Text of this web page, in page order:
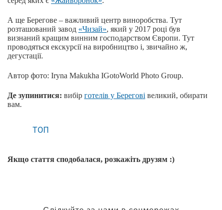
А ще Берегове ‒ важливий центр виноробства. Тут
розташований завод «Чизай», який у 2017 році був
визнаний кращим винним господарством Європи. Тут
проводяться екскурсії на виробництво і, звичайно ж,
дегустації.
Автор фото: Iryna Makukha IGotoWorld Photo Group.
Де зупинитися: вибір готелів у Берегові великий, обирати
вам.
ТОП
Якщо стаття сподобалася, розкажіть друзям :)